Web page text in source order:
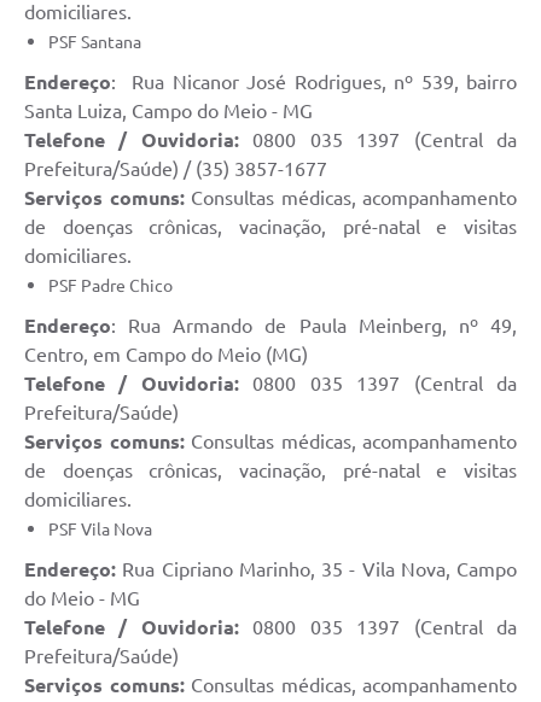
domiciliares.
PSF Santana
Endereço: Rua Nicanor José Rodrigues, nº 539, bairro
Santa Luiza, Campo do Meio - MG
Telefone / Ouvidoria:0800 035 1397 (Central da
Prefeitura/Saúde) / (35) 3857-1677
Serviços comuns:Consultas médicas, acompanhamento
de doenças crônicas, vacinação, pré-natal e visitas
domiciliares.
PSF Padre Chico
Endereço: Rua Armando de Paula Meinberg, nº 49,
Centro, em Campo do Meio (MG)
Telefone / Ouvidoria:0800 035 1397 (Central da
Prefeitura/Saúde)
Serviços comuns:Consultas médicas, acompanhamento
de doenças crônicas, vacinação, pré-natal e visitas
domiciliares.
PSF Vila Nova
Endereço: Rua Cipriano Marinho, 35 - Vila Nova, Campo
do Meio - MG
Telefone / Ouvidoria:0800 035 1397 (Central da
Prefeitura/Saúde)
Serviços comuns:Consultas médicas, acompanhamento